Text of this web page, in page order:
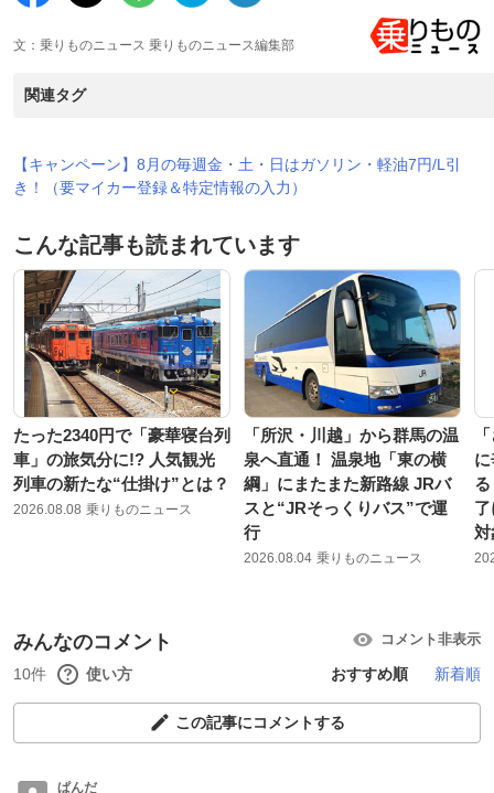
文：乗りものニュース 乗りものニュース編集部
関連タグ
【キャンペーン】8月の毎週金・土・日はガソリン・軽油7円/L引
き！（要マイカー登録＆特定情報の入力）
こんな記事も読まれています
たった2340円で「豪華寝台列
車」の旅気分に!? 人気観光
列車の新たな“仕掛け”とは？
2026.08.08 乗りものニュース
「所沢・川越」から群馬の温
泉へ直通！ 温泉地「東の横
綱」にまたまた新路線 JRバ
スと“JRそっくりバス”で運
行
2026.08.04 乗りものニュース
対
みんなのコメント コメント非表示
10件 使い方 おすすめ順 新着順
この記事にコメントする
ぱんだ